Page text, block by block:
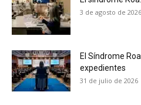
Suscríbete a nuestro
reducción de daños
electrónico.
Subscribe to our daily
3 de agosto de 2026
El Síndrome
expedientes
31 de julio de 2026